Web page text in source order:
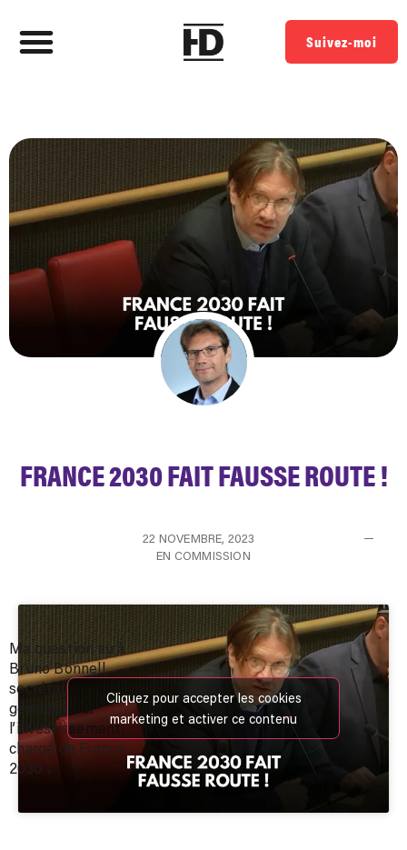
Suivez-moi
FRANCE 2030 FAIT FAUSSE ROUTE !
22 NOVEMBRE, 2023
EN COMMISSION
Ma question au à
Bruno Bonnell,
secrétaire
général pour
l’investissement,
chargé de France
2030 ⤵️
Cliquez pour accepter les cookies
marketing et activer ce contenu